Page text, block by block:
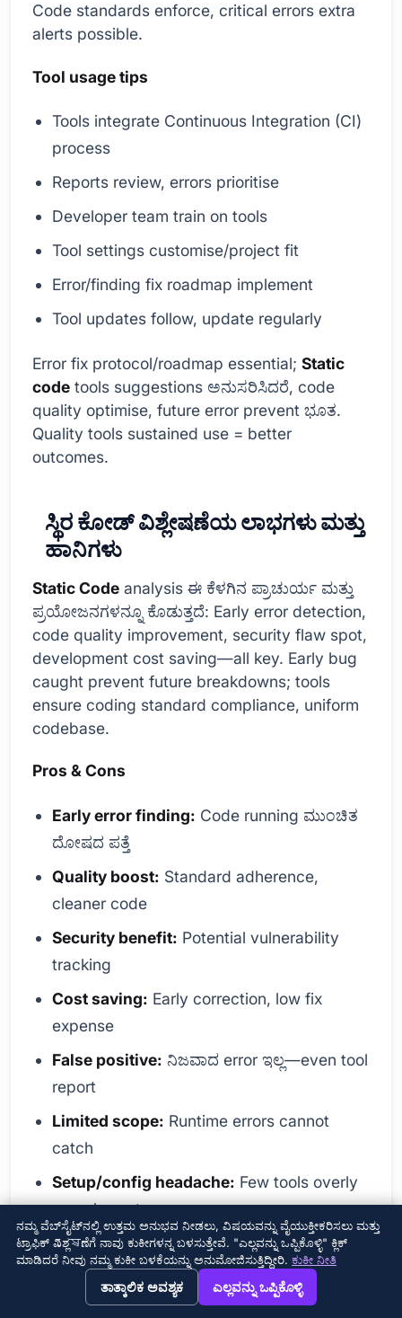
View this page in English? ×
Code standards enforce, critical errors extra
alerts possible.
Tool usage tips
Tools integrate Continuous Integration (CI)
process
Reports review, errors prioritise
Developer team train on tools
Tool settings customise/project fit
Error/finding fix roadmap implement
Tool updates follow, update regularly
Error fix protocol/roadmap essential; Static
code tools suggestions ಅನುಸರಿಸಿದರೆ, code
quality optimise, future error prevent ಭೂತ.
Quality tools sustained use = better
outcomes.
ಸ್ಥಿರ ಕೋಡ್ ವಿಶ್ಲೇಷಣೆಯ ಲಾಭಗಳು ಮತ್ತು
ಹಾನಿಗಳು
Static Code analysis ಈ ಕೆಳಗಿನ ಪ್ರಾಚುರ್ಯ ಮತ್ತು
ಪ್ರಯೋಜನಗಳನ್ನೂ ಕೊಡುತ್ತದೆ: Early error detection,
code quality improvement, security flaw spot,
development cost saving—all key. Early bug
caught prevent future breakdowns; tools
ensure coding standard compliance, uniform
codebase.
Pros & Cons
Early error finding: Code running ಮುಂಚಿತ
ದೋಷದ ಪತ್ತೆ
Quality boost: Standard adherence,
cleaner code
Security benefit: Potential vulnerability
tracking
Cost saving: Early correction, low fix
expense
False positive: ನಿಜವಾದ error ಇಲ್ಲ—even tool
report
Limited scope: Runtime errors cannot
catch
Setup/config headache: Few tools overly
complex setup
Static analysis downside: not 100% accurate
—false alarms time-consuming; run-time
errors detect impossible; license cost high for
ನಮ್ಮ ವೆಬ್‌ಸೈಟ್‌ನಲ್ಲಿ ಉತ್ತಮ ಅನುಭವ ನೀಡಲು, ವಿಷಯವನ್ನು ವೈಯುಕ್ತೀಕರಿಸಲು ಮತ್ತು
ಟ್ರಾಫಿಕ್ ವಿಶ್ಲেষಣೆಗೆ ನಾವು ಕುಕೀಗಳನ್ನ ಬಳಸುತ್ತೇವೆ. "ಎಲ್ಲವನ್ನು ಒಪ್ಪಿಕೊಳ್ಳಿ" ಕ್ಲಿಕ್
ಮಾಡಿದರೆ ನೀವು ನಮ್ಮ ಕುಕೀ ಬಳಕೆಯನ್ನು ಅನುಮೋಜಿಸುತ್ತಿದ್ದೀರಿ. ಕುಕೀ ನೀತಿ
ತಾತ್ಕಾಲಿಕ ಅವಶ್ಯಕ ಎಲ್ಲವನ್ನು ಒಪ್ಪಿಕೊಳ್ಳಿ